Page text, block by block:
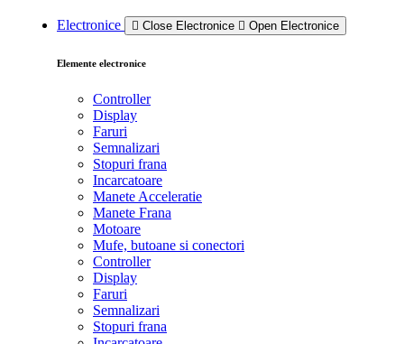
Electronice Close Electronice Open Electronice
Elemente electronice
Controller
Display
Faruri
Semnalizari
Stopuri frana
Incarcatoare
Manete Acceleratie
Manete Frana
Motoare
Mufe, butoane si conectori
Controller
Display
Faruri
Semnalizari
Stopuri frana